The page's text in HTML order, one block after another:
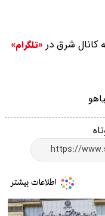
کانال شرق در «تلگرام»